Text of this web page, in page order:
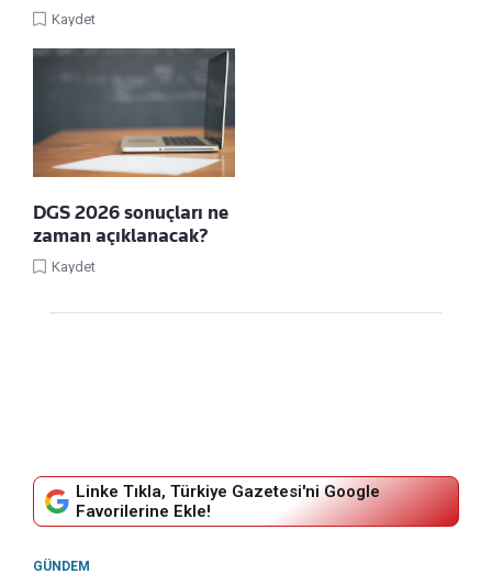
Kaydet
DGS 2026 sonuçları ne
zaman açıklanacak?
Kaydet
Linke Tıkla, Türkiye Gazetesi'ni Google
Favorilerine Ekle!
GÜNDEM